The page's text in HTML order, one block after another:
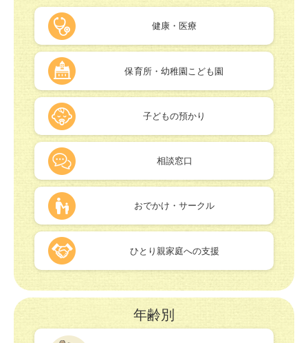
健康・医療
保育所・幼稚園こども園
子どもの預かり
相談窓口
おでかけ・サークル
ひとり親家庭への支援
年齢別